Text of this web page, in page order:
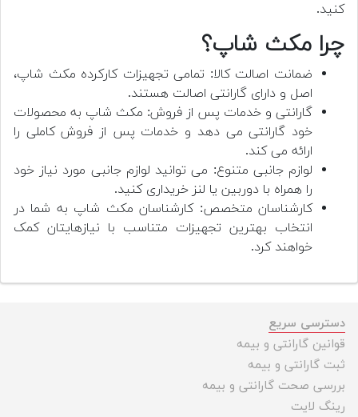
کنید.
چرا مکث شاپ؟
ضمانت اصالت کالا: تمامی تجهیزات کارکرده مکث شاپ،
اصل و دارای گارانتی اصالت هستند.
گارانتی و خدمات پس از فروش: مکث شاپ به محصولات
خود گارانتی می دهد و خدمات پس از فروش کاملی را
ارائه می کند.
لوازم جانبی متنوع: می توانید لوازم جانبی مورد نیاز خود
را همراه با دوربین یا لنز خریداری کنید.
کارشناسان متخصص: کارشناسان مکث شاپ به شما در
انتخاب بهترین تجهیزات متناسب با نیازهایتان کمک
خواهند کرد.
دسترسی سریع
قوانین گارانتی و بیمه
ثبت گارانتی و بیمه
بررسی صحت گارانتی و بیمه
رینگ لایت